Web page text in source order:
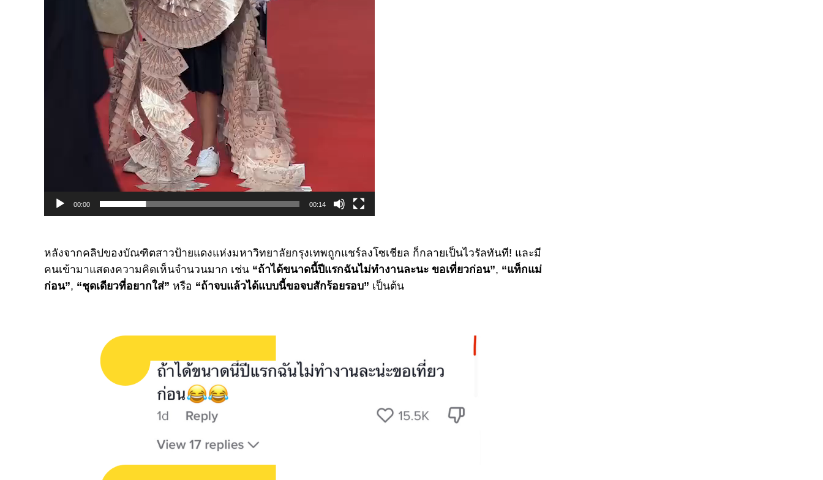
00:00 00:14
หลังจากคลิปของบัณฑิตสาวป้ายแดงแห่งมหาวิทยาลัยกรุงเทพถูกแชร์ลงโซเชียล ก็กลายเป็นไวรัลทันที! และมี
คนเข้ามาแสดงความคิดเห็นจำนวนมาก เช่น “ถ้าได้ขนาดนี้ปีแรกฉันไม่ทำงานละนะ ขอเที่ยวก่อน”, “แท็กแม่
ก่อน”, “ชุดเดียวที่อยากใส่” หรือ “ถ้าจบแล้วได้แบบนี้ขอจบสักร้อยรอบ” เป็นต้น